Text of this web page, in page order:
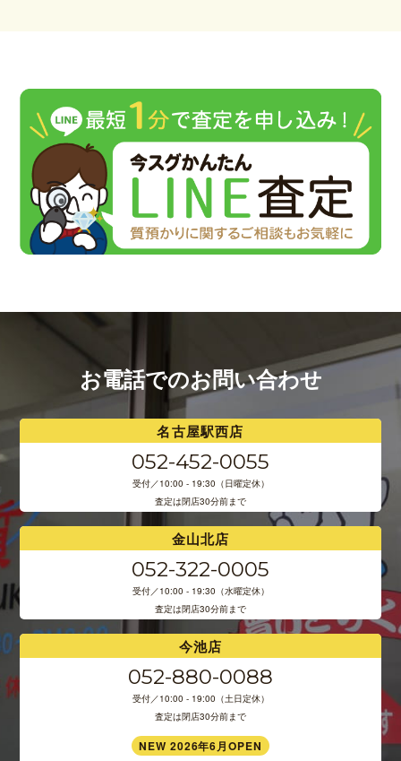
お電話でのお問い合わせ
名古屋駅西店
052-452-0055
受付／10:00 - 19:30（日曜定休）
査定は閉店30分前まで
金山北店
052-322-0005
受付／10:00 - 19:30（水曜定休）
査定は閉店30分前まで
今池店
052-880-0088
受付／10:00 - 19:00（土日定休）
査定は閉店30分前まで
NEW 2026年6月OPEN